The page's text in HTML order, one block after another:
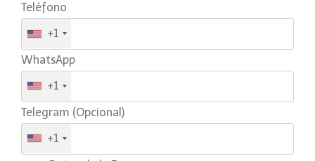
Teléfono
+1
WhatsApp
+1
Telegram (Opcional)
+1